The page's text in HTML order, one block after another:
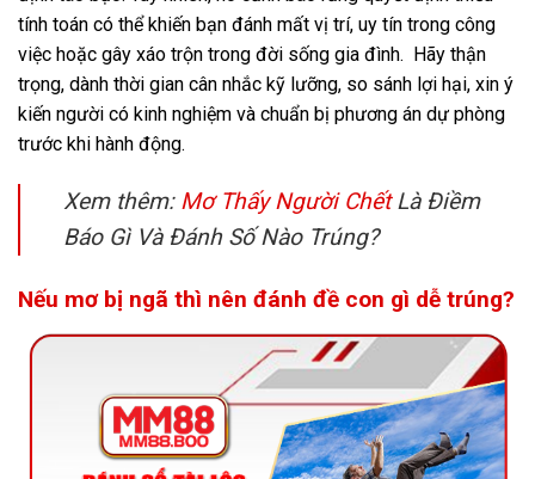
tính toán có thể khiến bạn đánh mất vị trí, uy tín trong công
việc hoặc gây xáo trộn trong đời sống gia đình. Hãy thận
trọng, dành thời gian cân nhắc kỹ lưỡng, so sánh lợi hại, xin ý
kiến người có kinh nghiệm và chuẩn bị phương án dự phòng
trước khi hành động.
Xem thêm: Mơ Thấy Người ChếtLà Điềm
Báo Gì Và Đánh Số Nào Trúng?
Nếu mơ bị ngã thì nên đánh đề con gì dễ trúng?